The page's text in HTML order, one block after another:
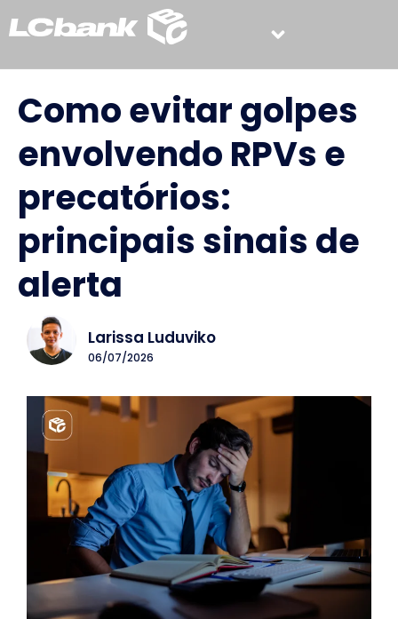
Como evitar golpes
envolvendo RPVs e
precatórios:
principais sinais de
alerta
Larissa Luduviko
06/07/2026